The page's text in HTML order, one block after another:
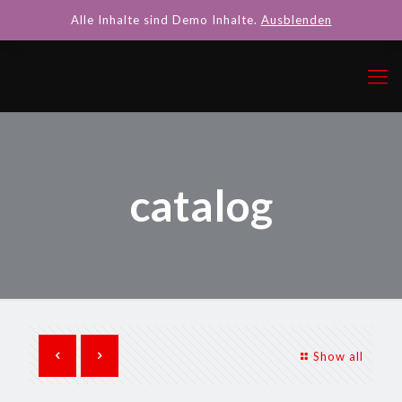
catalog
Show all
Alle Inhalte sind Demo Inhalte. Ausblenden